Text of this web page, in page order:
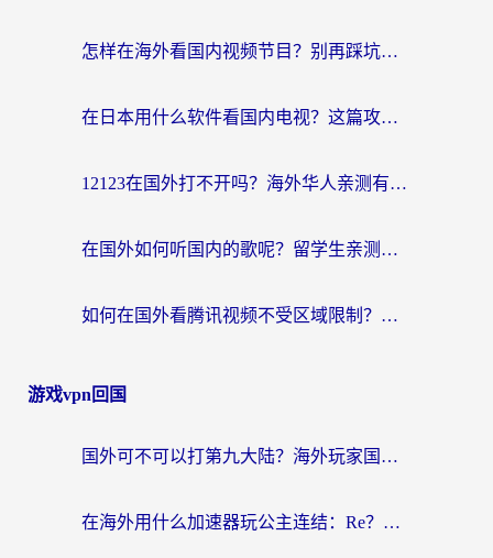
怎样在海外看国内视频节目？别再踩坑！留学生和海外华人的专属解决方案
在日本用什么软件看国内电视？这篇攻略帮你告别地域限制
12123在国外打不开吗？海外华人亲测有效的回国加速方案
在国外如何听国内的歌呢？留学生亲测有效的回国加速方案
如何在国外看腾讯视频不受区域限制？留学生亲测有效的回国加速指南
游戏vpn回国
国外可不可以打第九大陆？海外玩家国服畅玩终极指南（附3大热门游戏解决妙招）
在海外用什么加速器玩公主连结：Re？老玩家亲测的稳定方案来了